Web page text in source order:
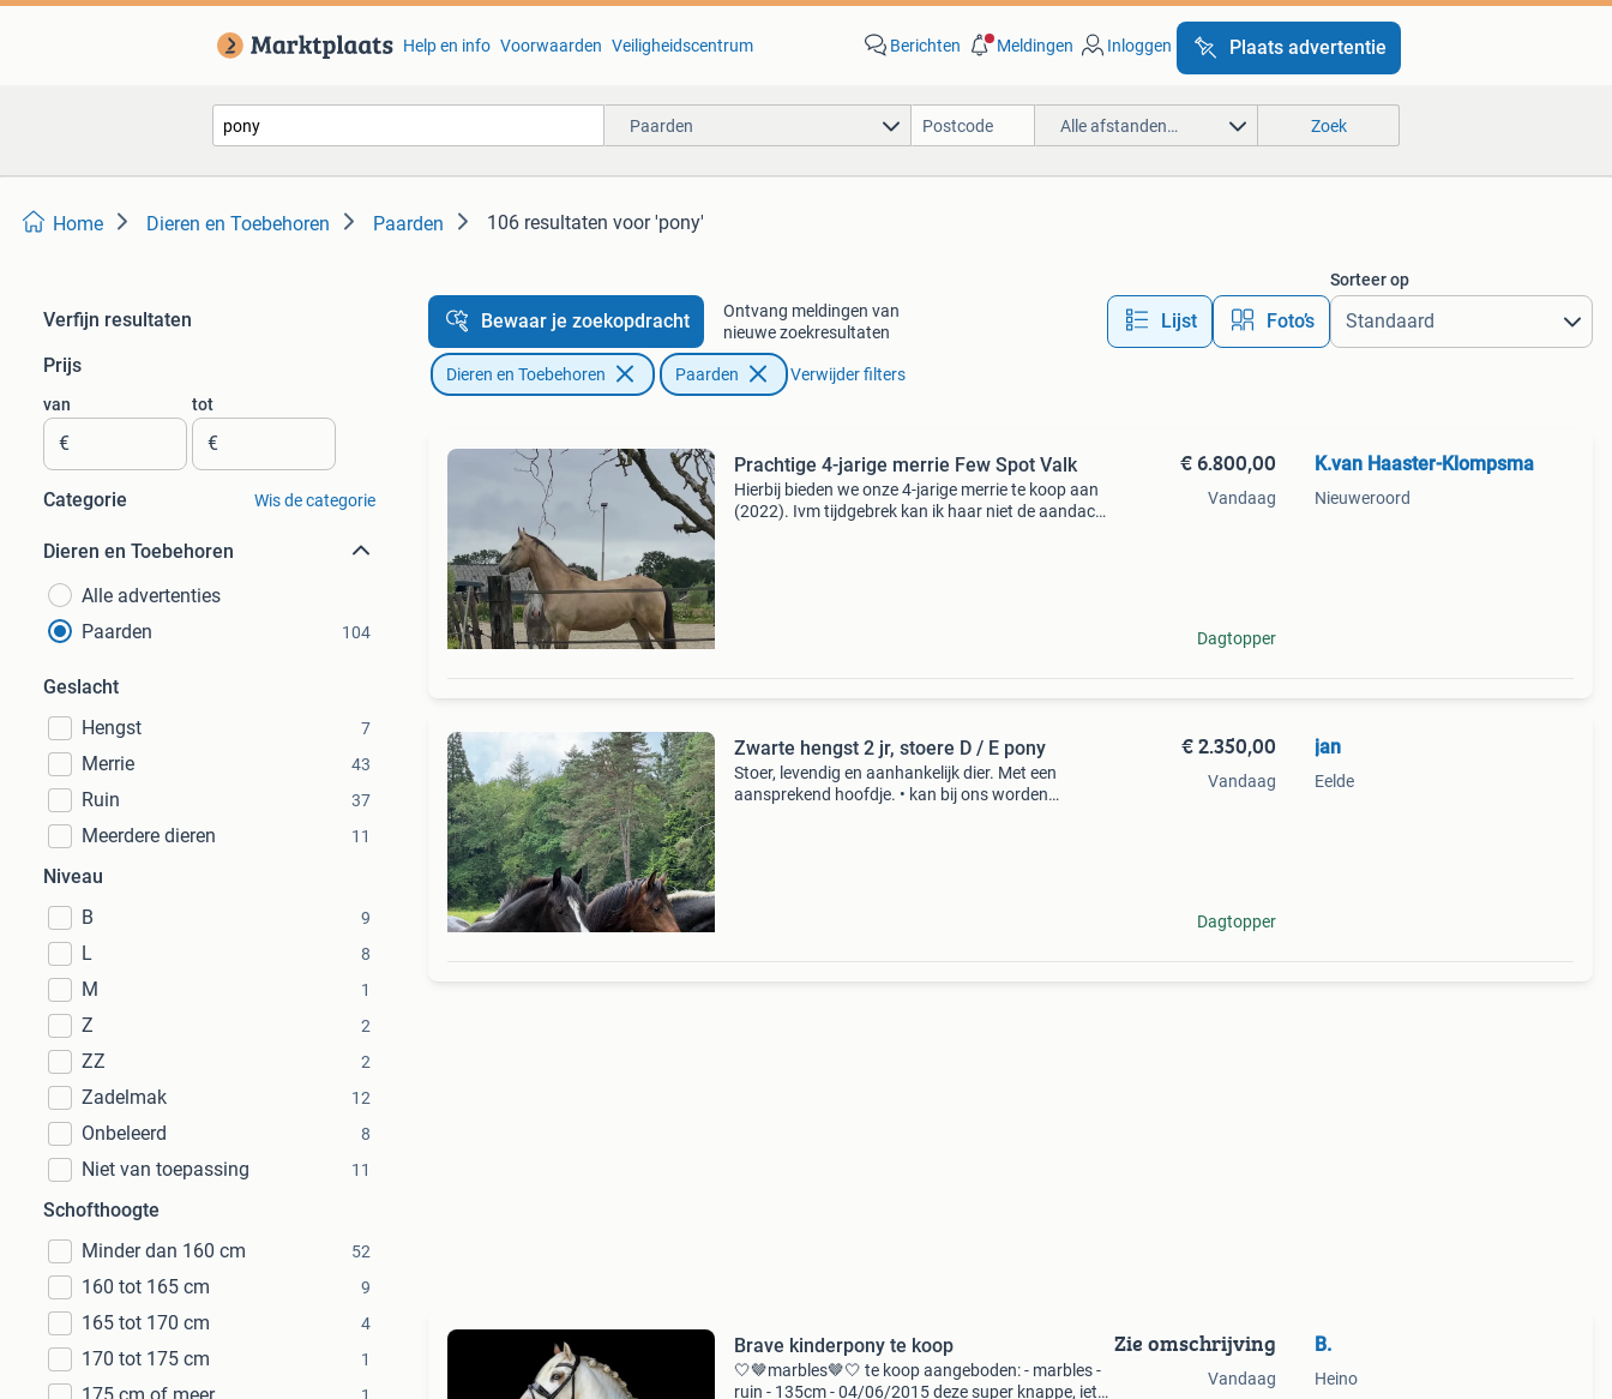
Help en info Voorwaarden Veiligheidscentrum Berichten Meldingen Inloggen Plaats advertentie
Paarden Alle afstanden… Zoek
Home Dieren en Toebehoren Paarden 106 resultaten voor 'pony'
Verfijn resultaten
Prijs
van
€
tot
€
Categorie Wis de categorie
Dieren en Toebehoren
Alle advertenties
Paarden
104
Geslacht
Hengst
7
Merrie 43
Ruin 37
Meerdere dieren 11
Niveau
B
9
L 8
M 1
Z 2
ZZ 2
Zadelmak 12
Onbeleerd 8
Niet van toepassing 11
Schofthoogte
Minder dan 160 cm
52
160 tot 165 cm 9
165 tot 170 cm 4
170 tot 175 cm 1
Bewaar je zoekopdracht
Ontvang meldingen van
nieuwe zoekresultaten
Lijst Foto’s
Sorteer op
Dieren en Toebehoren Paarden Verwijder filters
Prachtige 4-jarige merrie Few Spot Valk
Hierbij bieden we onze 4-jarige merrie te koop aan
(2022). Ivm tijdgebrek kan ik haar niet de aandacht
€ 6.800,00
Vandaag
Dagtopper
K.van Haaster-Klompsma
Nieuweroord
Zwarte hengst 2 jr, stoere D / E pony
Stoer, levendig en aanhankelijk dier. Met een
aansprekend hoofdje. • kan bij ons worden
€ 2.350,00
Vandaag
Dagtopper
jan
Eelde
Brave kinderpony te koop
🤍🤎marbles🤎🤍 te koop aangeboden: - marbles -
ruin - 135cm - 04/06/2015 deze super knappe, iets
Zie omschrijving
Vandaag
B.
Heino